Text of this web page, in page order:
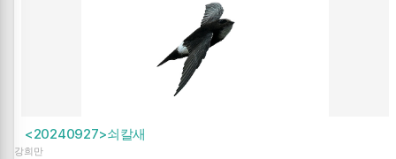
<20240927>쇠칼새
강희만